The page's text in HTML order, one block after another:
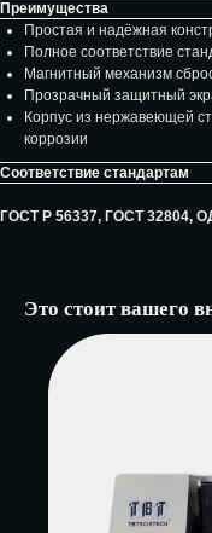
Преимущества
Простая и надёжная
Полное соответствие
Магнитный механизм
Прозрачный защитный
Корпус из нержавеющей
коррозии
Соответствие стандартам
ГОСТ Р 56337, ГОСТ 32804,
Это стоит вашего